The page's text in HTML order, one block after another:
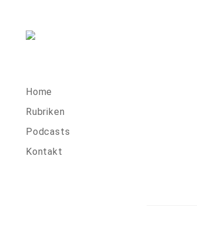
content
Home
Rubriken
Podcasts
Kontakt